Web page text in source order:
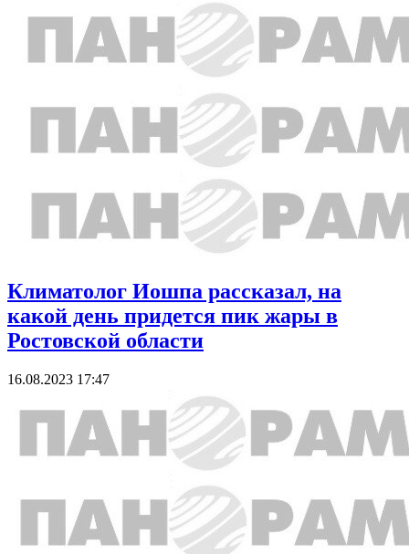
Климатолог Иошпа рассказал, на
какой день придется пик жары в
Ростовской области
16.08.2023 17:47